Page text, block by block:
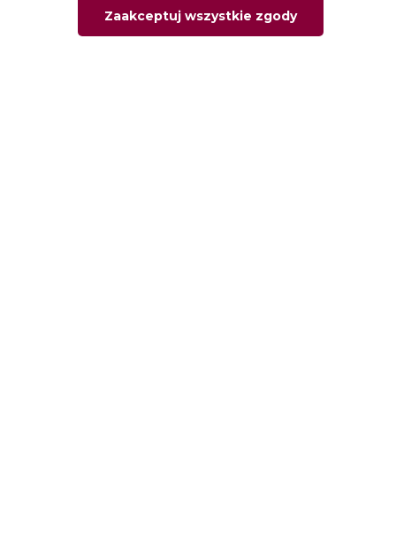
Ulubione Zamówienie
zapachowych oraz dyfuzorów.
Zaakceptuj wszystkie zgody